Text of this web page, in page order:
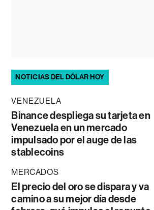
NOTICIAS DEL DÓLAR HOY
VENEZUELA
Binance despliega su tarjeta en
Venezuela en un mercado
impulsado por el auge de las
stablecoins
MERCADOS
El precio del oro se dispara y va
camino a su mejor día desde